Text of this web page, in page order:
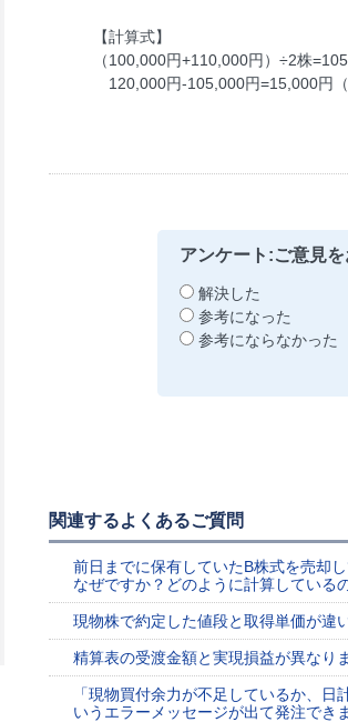
【計算式】
（100,000円+110,000円）÷2株
120,000円-105,000円=15,000円（
アンケート:ご意見
解決した
参考になった
参考にならなかった
関連するよくあるご質問
前日までに保有していたB株式を売却
なぜですか？どのように計算している
現物株で約定した値段と取得単価が違
精算表の受渡金額と実現損益が異なりま
「現物買付余力が不足しているか、
いうエラーメッセージが出て発注でき